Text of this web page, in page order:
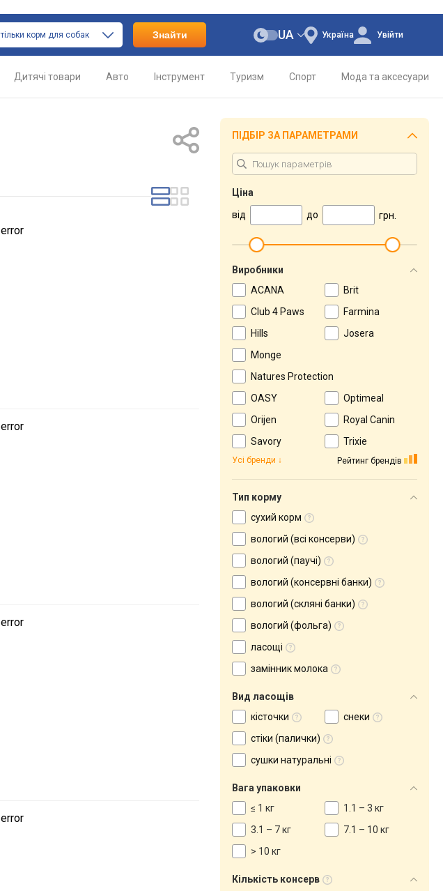
тільки корм для собак Знайти Україна
UA Увійти
Дитячі товари Авто Інструмент Туризм Спорт Мода та аксесуари
error
error
error
error
ПІДБІР ЗА ПАРАМЕТРАМИ
Ціна
від
до грн.
Виробники
ACANA
Brit
Club 4 Paws
Farmina
Hills
Josera
Monge
Natures Protection
OASY
Optimeal
Orijen
Royal Canin
Savory
Trixie
Рейтинг брендів
Усі бренди
Тип корму
сухий корм
вологий (всі консерви)
вологий (паучі)
вологий (консервні банки)
вологий (скляні банки)
вологий (фольга)
ласощі
замінник молока
Вид ласощів
кісточки
снеки
стіки (палички)
сушки натуральні
Вага упаковки
≤ 1 кг
1.1 – 3 кг
3.1 – 7 кг
7.1 – 10 кг
> 10 кг
Кількість консерв